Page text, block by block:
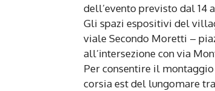
dell’evento previsto dal 14
Gli spazi espositivi del
viale Secondo Moretti –
all’intersezione con via
Per consentire il
corsia est del lungomare